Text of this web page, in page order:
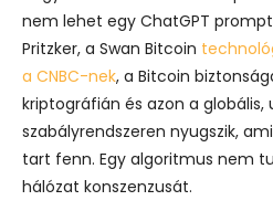
nem lehet egy ChatGPT
Pritzker, a Swan Bitcoin
a CNBC-nek, a Bitcoin
kriptográfián és azon a globális,
szabályrendszeren nyugszik,
tart fenn. Egy algoritmus nem
hálózat konszenzusát.